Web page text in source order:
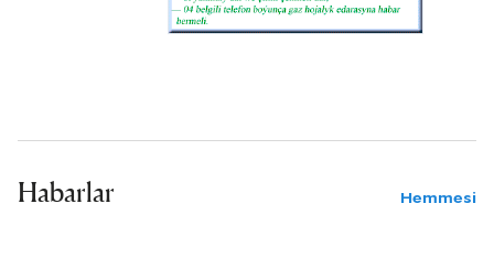
Habarlar Hemmesi